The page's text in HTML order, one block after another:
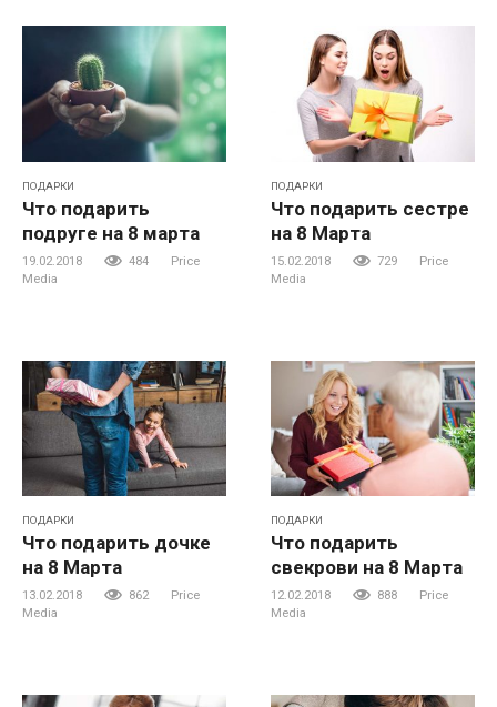
ПОДАРКИ
Что подарить
подруге на 8 марта
19.02.2018 484
Price
Media
ПОДАРКИ
Что подарить сестре
на 8 Марта
15.02.2018 729
Price
Media
ПОДАРКИ
Что подарить дочке
на 8 Марта
13.02.2018 862
Price
Media
ПОДАРКИ
Что подарить
свекрови на 8 Марта
12.02.2018 888
Price
Media